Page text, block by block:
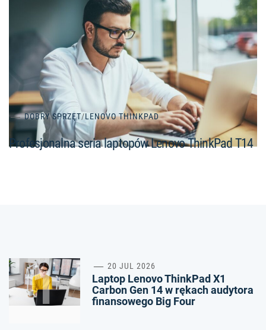
DOBRY SPRZĘT/LENOVO THINKPAD
Profesjonalna seria laptopów Lenovo ThinkPad T14
1 20 JUL 2026
Laptop Lenovo ThinkPad X1
Carbon Gen 14 w rękach audytora
finansowego Big Four